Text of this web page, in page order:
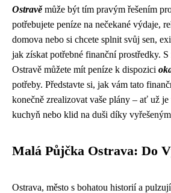
Ostravěmůže být tím pravým řešením
potřebujete peníze na nečekané výdaje,
domova nebo si chcete splnit svůj sen,
jak získat potřebné finanční prostředky.
Ostravě můžete mít peníze k dispozici
potřeby. Představte si, jak vám tato
konečně zrealizovat vaše plány – ať už
kuchyň nebo klid na duši díky
Malá Půjčka Ostrava: Do
Ostrava, město s bohatou historií a